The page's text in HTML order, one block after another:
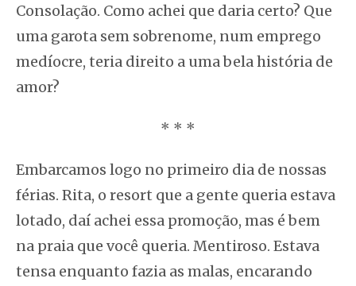
Consolação. Como achei que daria certo? Que
uma garota sem sobrenome, num emprego
medíocre, teria direito a uma bela história de
amor?
* * *
Embarcamos logo no primeiro dia de nossas
férias. Rita, o resort que a gente queria estava
lotado, daí achei essa promoção, mas é bem
na praia que você queria. Mentiroso. Estava
tensa enquanto fazia as malas, encarando